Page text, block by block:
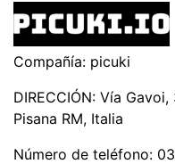
Compañía: picuki
DIRECCIÓN: Vía
Pisana RM, Italia
Número de teléfono: